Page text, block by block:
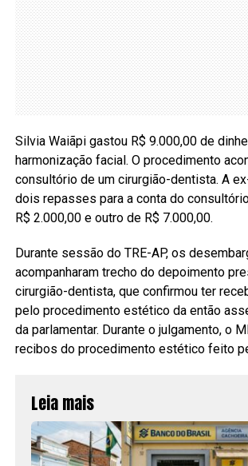
Silvia Waiãpi gastou R$ 9.000,00 de
harmonização facial. O procedimento
consultório de um cirurgião-dentista. A
dois repasses para a conta do
R$ 2.000,00 e outro de R$ 7.000,00.
Durante sessão do TRE-AP, os
acompanharam trecho do depoimento
cirurgião-dentista, que confirmou ter
pelo procedimento estético da então
da parlamentar. Durante o julgamento, o
recibos do procedimento estético feito
Leia mais